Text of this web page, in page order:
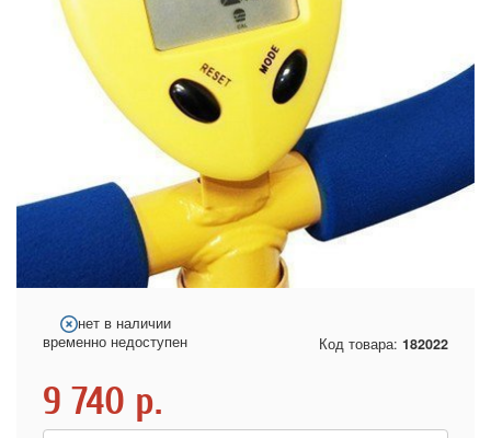
нет в наличии
временно недоступен
Код товара: 182022
9 740 р.